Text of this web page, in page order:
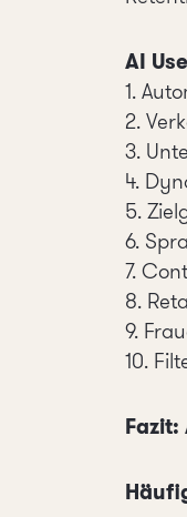
AI
1.
2.
3.
4.
5.
6.
7.
8.
9.
10.